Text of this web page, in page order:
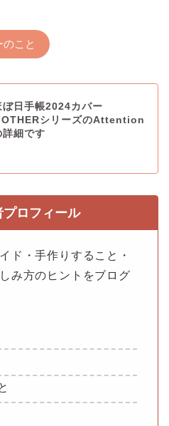
こと
ぼ日手帳2024カバー
シリーズのAttention
詳細です
プロフィール
ド・手作りすること・
み方のヒントをブログ